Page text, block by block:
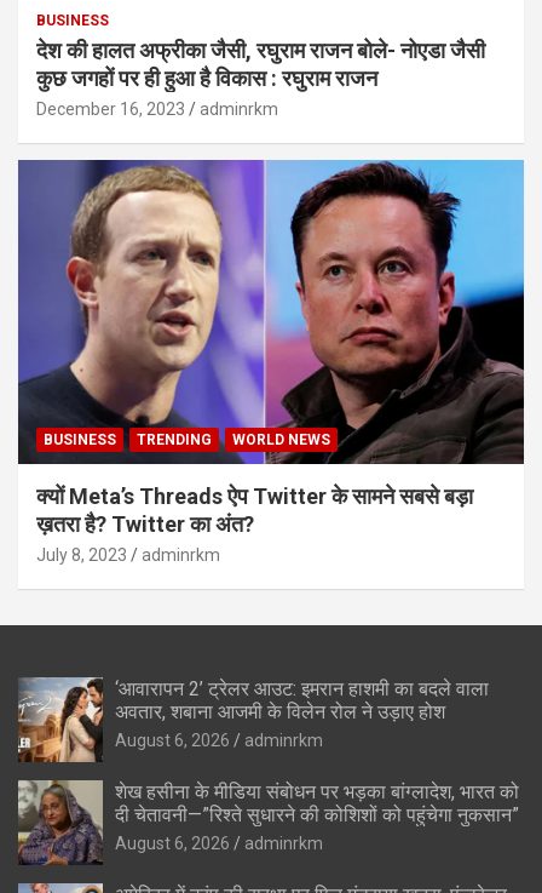
BUSINESS
देश की हालत अफ्रीका जैसी, रघुराम राजन बोले- नोएडा जैसी
कुछ जगहों पर ही हुआ है विकास : रघुराम राजन
December 16, 2023 adminrkm
BUSINESS TRENDING WORLD NEWS
क्यों Meta’s Threads ऐप Twitter के सामने सबसे बड़ा
ख़तरा है? Twitter का अंत?
July 8, 2023 adminrkm
‘आवारापन 2’ ट्रेलर आउट: इमरान हाशमी का बदले वाला
अवतार, शबाना आजमी के विलेन रोल ने उड़ाए होश
August 6, 2026 adminrkm
शेख हसीना के मीडिया संबोधन पर भड़का बांग्लादेश, भारत को
दी चेतावनी—”रिश्ते सुधारने की कोशिशों को पहुंचेगा नुकसान”
August 6, 2026 adminrkm